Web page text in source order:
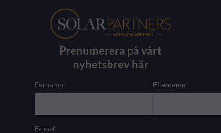
Prenumerera på vårt
nyhetsbrev här
Förnamn: Efternamn:
E-post: